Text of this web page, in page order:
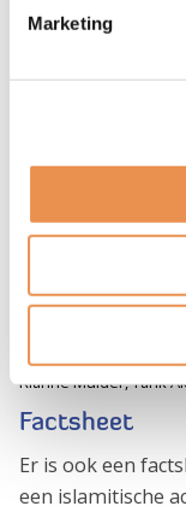
Marketing
V.l.n.r.: Dave Tjan,
Rianne Mulder, Tarik
Factsheet
Er is ook een
een islamitische